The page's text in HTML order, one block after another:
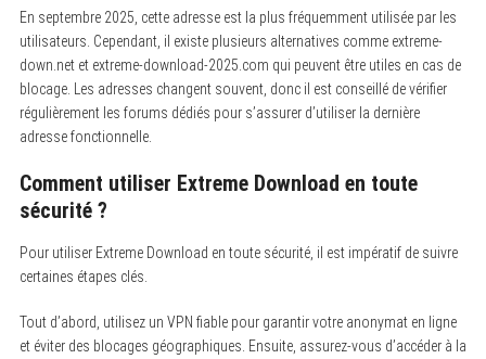
En septembre 2025, cette adresse est la plus fréquemment utilisée par les
utilisateurs. Cependant, il existe plusieurs alternatives comme extreme-
down.net et extreme-download-2025.com qui peuvent être utiles en cas de
blocage. Les adresses changent souvent, donc il est conseillé de vérifier
régulièrement les forums dédiés pour s’assurer d’utiliser la dernière
adresse fonctionnelle.
Comment utiliser Extreme Download en toute
sécurité ?
Pour utiliser Extreme Download en toute sécurité, il est impératif de suivre
certaines étapes clés.
Tout d’abord, utilisez un VPN fiable pour garantir votre anonymat en ligne
et éviter des blocages géographiques. Ensuite, assurez-vous d’accéder à la